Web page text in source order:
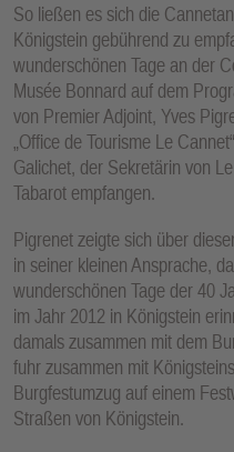
So ließen es sich die
Königstein gebührend zu
wunderschönen Tage an der
Musée Bonnard auf dem
von Premier Adjoint, Yves
„Office de Tourisme Le
Galichet, der Sekretärin von
Tabarot empfangen.
Pigrenet zeigte sich über
in seiner kleinen Ansprache,
wunderschönen Tage der 40
im Jahr 2012 in Königstein
damals zusammen mit dem
fuhr zusammen mit
Burgfestumzug auf einem
Straßen von Königstein.